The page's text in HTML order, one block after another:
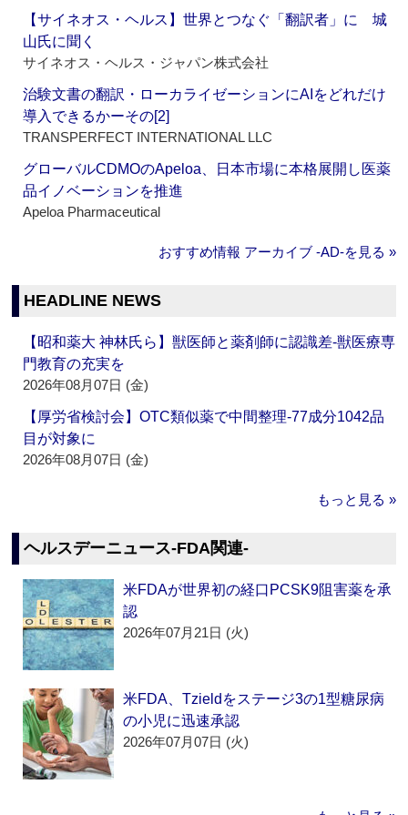
【サイネオス・ヘルス】世界とつなぐ「翻訳者」に 城
山氏に聞く
サイネオス・ヘルス・ジャパン株式会社
治験文書の翻訳・ローカライゼーションにAIをどれだけ
導入できるかーその[2]
TRANSPERFECT INTERNATIONAL LLC
グローバルCDMOのApeloa、日本市場に本格展開し医薬
品イノベーションを推進
Apeloa Pharmaceutical
おすすめ情報 アーカイブ ‐AD‐を見る »
HEADLINE NEWS
【昭和薬大 神林氏ら】獣医師と薬剤師に認識差‐獣医療専
門教育の充実を
2026年08月07日 (金)
【厚労省検討会】OTC類似薬で中間整理‐77成分1042品
目が対象に
2026年08月07日 (金)
もっと見る »
ヘルスデーニュース‐FDA関連‐
米FDAが世界初の経口PCSK9阻害薬を承
認
2026年07月21日 (火)
米FDA、Tzieldをステージ3の1型糖尿病
の小児に迅速承認
2026年07月07日 (火)